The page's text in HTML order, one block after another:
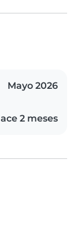
Mayo 2026
2 meses